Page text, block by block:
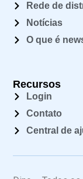
Rede de
Notícias
O que é
Recursos
Login
Contato
Central de